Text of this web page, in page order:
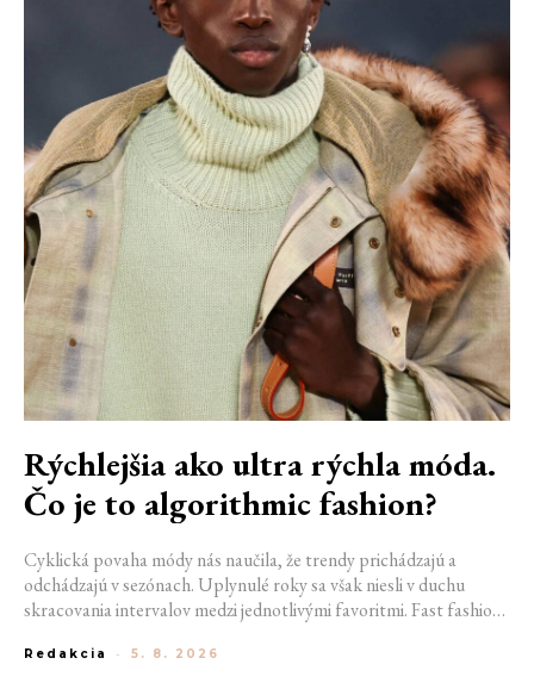
Rýchlejšia ako ultra rýchla móda.
Čo je to algorithmic fashion?
Cyklická povaha módy nás naučila, že trendy prichádzajú a
odchádzajú v sezónach. Uplynulé roky sa však niesli v duchu
skracovania intervalov medzi jednotlivými favoritmi. Fast fashion
diskurze rýchlo vytvorili svojich odporcov. Teraz sa však zdá, že do
Redakcia - 5. 8. 2026